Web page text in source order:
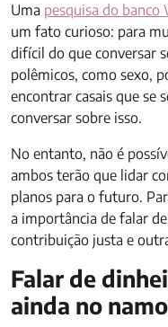
Uma pesquisa do banco
um fato curioso: para
difícil do que conversar
polêmicos, como sexo,
encontrar casais que se
conversar sobre isso.
No entanto, não é
ambos terão que lidar
planos para o futuro.
a importância de falar
contribuição justa e
Falar de
ainda no